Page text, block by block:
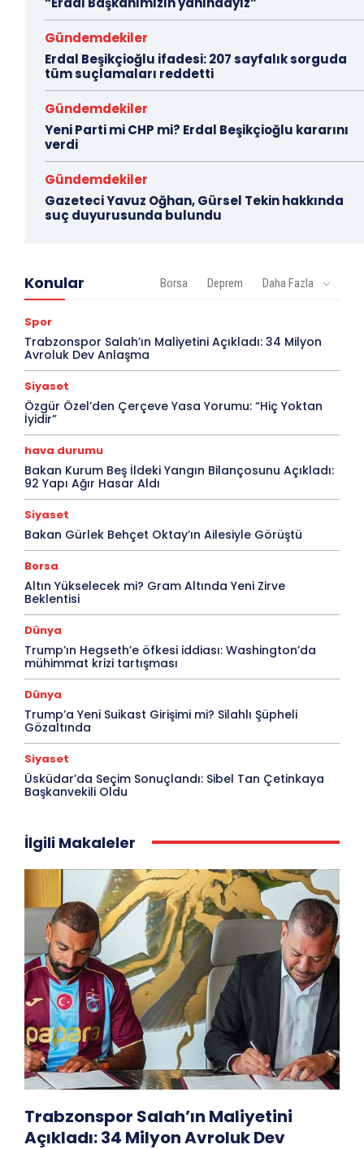
Gündemdekiler
Erdal Beşikçioğlu ifadesi: 207 sayfalık sorguda
tüm suçlamaları reddetti
Gündemdekiler
Yeni Parti mi CHP mi? Erdal Beşikçioğlu kararını
verdi
Gündemdekiler
Gazeteci Yavuz Oğhan, Gürsel Tekin hakkında
suç duyurusunda bulundu
Konular Borsa Deprem Daha Fazla
Spor
Trabzonspor Salah’ın Maliyetini Açıkladı: 34 Milyon
Avroluk Dev Anlaşma
Siyaset
Özgür Özel’den Çerçeve Yasa Yorumu: “Hiç Yoktan
İyidir”
hava durumu
Bakan Kurum Beş İldeki Yangın Bilançosunu Açıkladı:
92 Yapı Ağır Hasar Aldı
Siyaset
Bakan Gürlek Behçet Oktay’ın Ailesiyle Görüştü
Borsa
Altın Yükselecek mi? Gram Altında Yeni Zirve
Beklentisi
Dünya
Trump’ın Hegseth’e öfkesi iddiası: Washington’da
mühimmat krizi tartışması
Dünya
Trump’a Yeni Suikast Girişimi mi? Silahlı Şüpheli
Gözaltında
Siyaset
Üsküdar’da Seçim Sonuçlandı: Sibel Tan Çetinkaya
Başkanvekili Oldu
İlgili Makaleler
Trabzonspor Salah’ın Maliyetini
Açıkladı: 34 Milyon Avroluk Dev